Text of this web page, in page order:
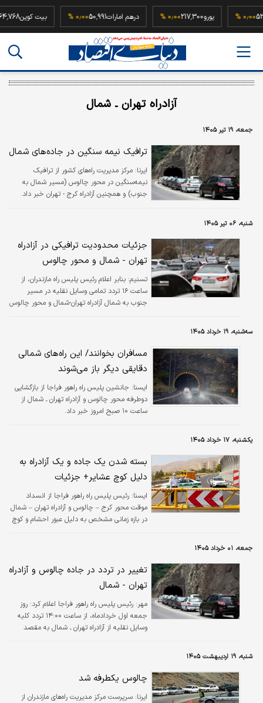
یورو217,300 درهم امارات50,991 بیت
آزادراه تهران ـ شمال
جمعه، ۱۹ تیر ۱۴۰۵
ترافیک نیمه سنگین در جاده‌های شمال
ایرنا: مرکز مدیریت راه‌های کشور از ترافیک
نیمه‌سنگین در محور چالوس (مسیر شمال به
جنوب) و همچنین آزادراه کرج - تهران خبر داد.
شنبه، ۰۶ تیر ۱۴۰۵
جزئیات محدودیت ترافیکی در آزادراه
تهران - شمال و محور چالوس
تسنیم: بنابر اعلام رئیس پلیس راه مازندران، از
ساعت ۱۶ تردد تمامی وسایل نقلیه در مسیر
جنوب به شمال آزادراه تهران-شمال و محور چالوس
سه‌شنبه، ۱۹ خرداد ۱۴۰۵
مسافران بخوانند/ این راه‌های شمالی
دقایقی دیگر باز می‌شوند
ايسنا: جانشین پلیس راه راهور فراجا از بازگشایی
دوطرفه محور چالوس و آزادراه تهران ـ شمال از
ساعت ۱۰ صبح امروز خبر داد.
یکشنبه، ۱۷ خرداد ۱۴۰۵
بسته شدن یک جاده و یک آزادراه به
دلیل کوچ عشایر+ جزئیات
ايسنا: رئیس پلیس راه راهور فراجا از انسداد
موقت محور کرج – چالوس و آزادراه تهران – شمال
در بازه زمانی مشخص به دلیل عبور احشام و کوچ
جمعه، ۰۱ خرداد ۱۴۰۵
تغییر در تردد در جاده چالوس و آزادراه
تهران - شمال
مهر: رئیس پلیس راه راهور فراجا اعلام کرد: روز
جمعه اول خردادماه، از ساعت ۱۴:۰۰ تردد کلیه
وسایل نقلیه از آزادراه تهران ـ شمال به مقصد
شنبه، ۱۹ اردیبهشت ۱۴۰۵
چالوس یکطرفه شد
ایرنا: سرپرست مرکز مدیریت راه‌های مازندران از